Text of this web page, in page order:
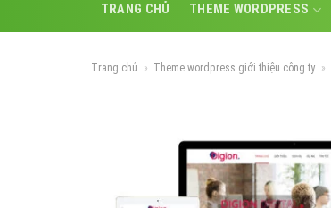
TRANG CHỦ THEME WORDPRESS
Trang chủ » Theme wordpress giới thiệu công ty »